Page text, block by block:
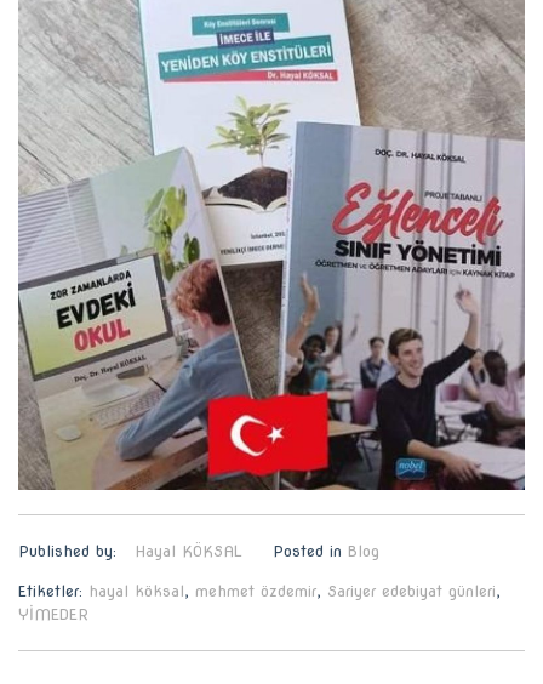
Published by: Hayal KÖKSAL Posted in Blog
Etiketler: hayal köksal, mehmet özdemir, Sariyer edebiyat günleri,
YİMEDER